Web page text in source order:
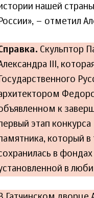
нашей
России», – отметил
Скульптор
III,
Государственного
к
этап
который
в
в